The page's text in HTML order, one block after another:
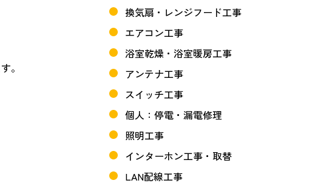
。
換気扇・レンジフード工事
エアコン工事
浴室乾燥・浴室暖房工事
アンテナ工事
スイッチ工事
個人：停電・漏電修理
照明工事
インターホン工事・取替
LAN配線工事